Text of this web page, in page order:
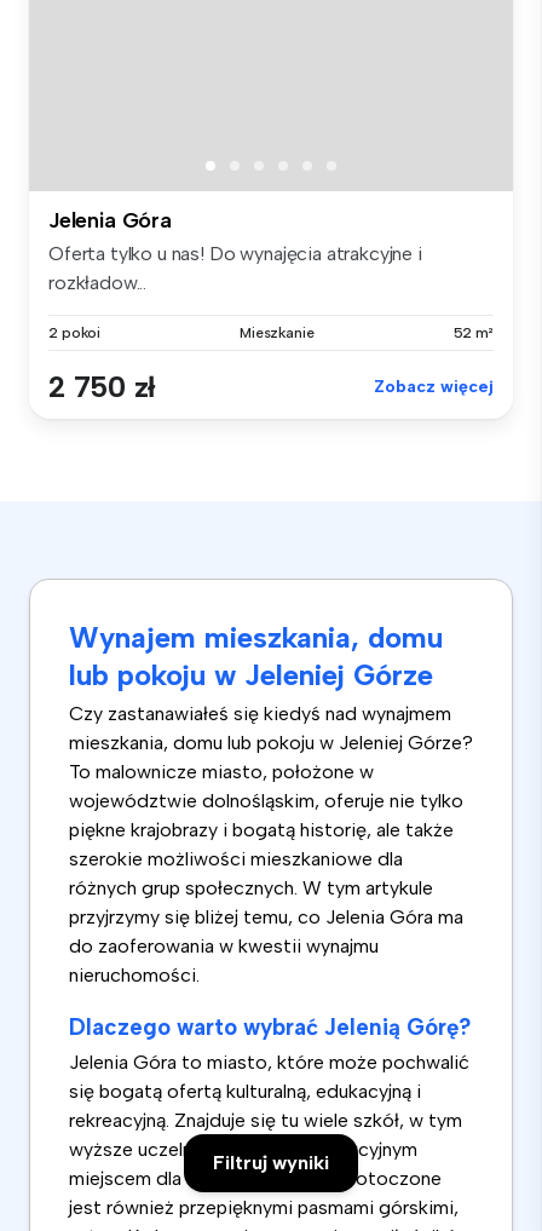
Filtruj wyniki
Jelenia Góra
Oferta tylko u nas! Do wynajęcia atrakcyjne i
rozkładow...
2 pokoi Mieszkanie 52 m²
2 750 zł Zobacz więcej
Wynajem mieszkania, domu
lub pokoju w Jeleniej Górze
Czy zastanawiałeś się kiedyś nad wynajmem
mieszkania, domu lub pokoju w Jeleniej Górze?
To malownicze miasto, położone w
województwie dolnośląskim, oferuje nie tylko
piękne krajobrazy i bogatą historię, ale także
szerokie możliwości mieszkaniowe dla
różnych grup społecznych. W tym artykule
przyjrzymy się bliżej temu, co Jelenia Góra ma
do zaoferowania w kwestii wynajmu
nieruchomości.
Dlaczego warto wybrać Jelenią Górę?
Jelenia Góra to miasto, które może pochwalić
się bogatą ofertą kulturalną, edukacyjną i
rekreacyjną. Znajduje się tu wiele szkół, w tym
wyższe uczelnie, co czyni je atrakcyjnym
miejscem dla studentów. Miasto otoczone
jest również przepięknymi pasmami górskimi,